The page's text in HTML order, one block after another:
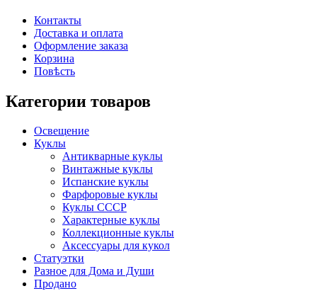
Контакты
Доставка и оплата
Оформление заказа
Корзина
Повѣсть
Категории товаров
Освещение
Куклы
Антикварные куклы
Винтажные куклы
Испанские куклы
Фарфоровые куклы
Куклы СССР
Характерные куклы
Коллекционные куклы
Аксессуары для кукол
Статуэтки
Разное для Дома и Души
Продано